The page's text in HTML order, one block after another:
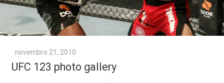
novembro 21, 2010
UFC 123 photo gallery